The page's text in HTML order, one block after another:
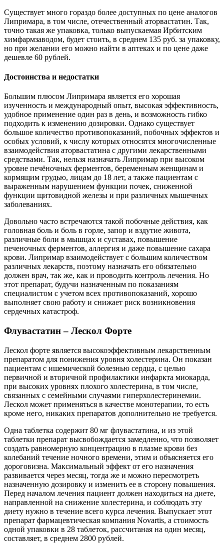
Существует много гораздо более доступных по цене аналогов
Липримара, в том числе, отечественный аторвастатин. Так,
точно такая же упаковка, только выпускаемая Ирбитским
химфармзаводом, будет стоить, в среднем 135 руб. за упаковку,
но при желании его можно найти в аптеках и по цене даже
дешевле 60 рублей.
Достоинства и недостатки
Большим плюсом Липримара является его хорошая
изученность и международный опыт, высокая эффективность,
удобное применение один раз в день, и возможность гибко
подходить к изменению дозировки. Однако существует
большое количество противопоказаний, побочных эффектов и
особых условий, к числу которых относятся многочисленные
взаимодействия аторвастатина с другими лекарственными
средствами. Так, нельзя назначать Липримар при высоком
уровне печёночных ферментов, беременным женщинам и
кормящим грудью, лицам до 18 лет, а также пациентам с
выраженным нарушением функции почек, сниженной
функции щитовидной железы и при различных мышечных
заболеваниях.
Довольно часто встречаются такой побочные действия, как
головная боль и боль в горле, запор и вздутие живота,
различные боли в мышцах и суставах, повышение
печеночных ферментов, аллергия и даже повышение сахара
крови. Липримар взаимодействует с большим количеством
различных лекарств, поэтому назначать его обязательно
должен врач, так же, как и проводить контроль лечения. Но
этот препарат, будучи назначенным по показаниям
специалистом с учетом всех противопоказаний, хорошо
выполняет свою работу и снижает риск возникновения
сердечных катастроф.
Флувастатин – Лескол Форте
Лескол форте является высокоэффективным лекарственным
препаратом для понижения уровня холестерина. Он показан
пациентам с ишемической болезнью сердца, с целью
первичной и вторичной профилактики инфаркта миокарда,
при высоких уровнях плохого холестерина, в том числе,
связанных с семейными случаями гиперхолестеринемии.
Лескол может применяться в качестве монотерапии, то есть
кроме него, никаких препаратов дополнительно не требуется.
Одна таблетка содержит 80 мг флувастатина, и из этой
таблетки препарат высвобождается замедленно, что позволяет
создать равномерную концентрацию в плазме крови без
колебаний течение ночного времени, этим и объясняется его
дороговизна. Максимальный эффект от его назначения
развивается через месяц, тогда же и можно пересмотреть
назначенную дозировку и изменить ее в сторону повышения.
Перед началом лечения пациент должен находиться на диете,
направленной на снижение холестерина, и соблюдать эту
диету нужно в течение всего курса лечения. Выпускает этот
препарат фармацевтическая компания Novartis, а стоимость
одной упаковки в 28 таблеток, рассчитаная на один месяц,
составляет, в среднем 2800 рублей.